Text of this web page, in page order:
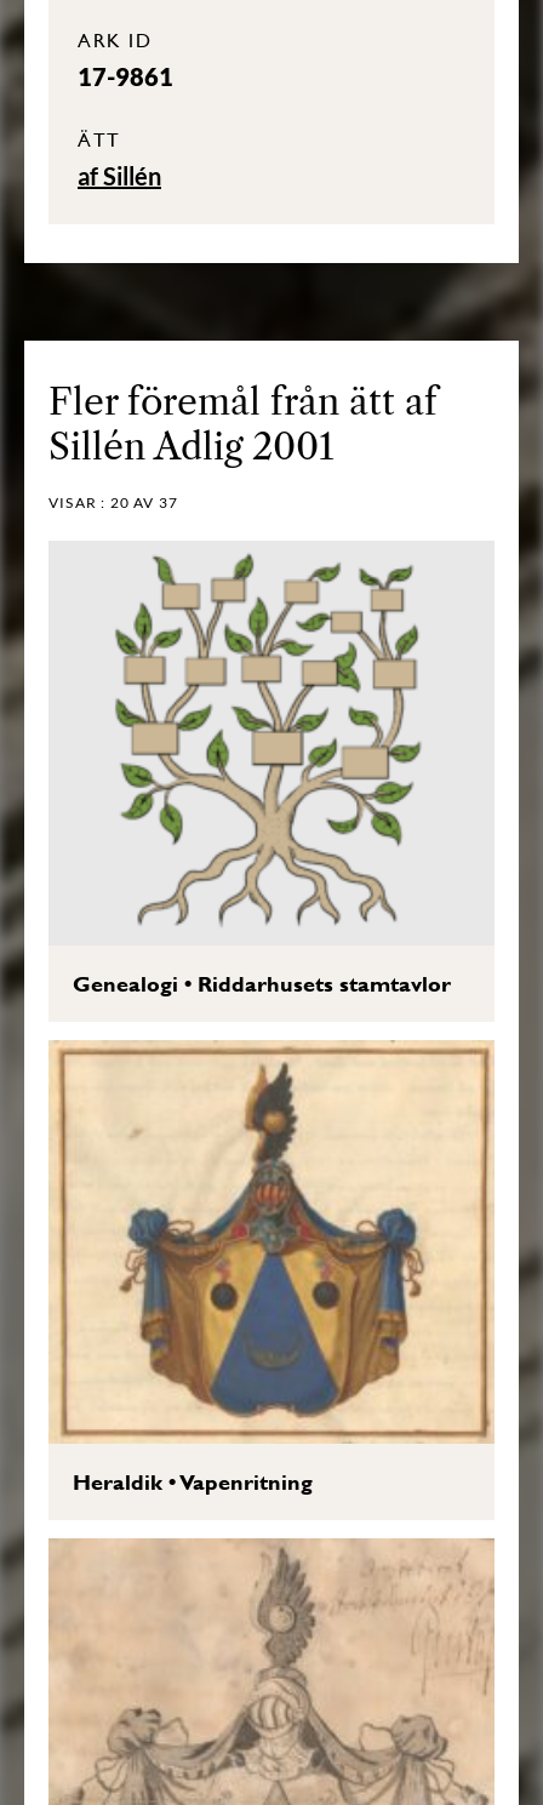
ARK ID
17-9861
ÄTT
af Sillén
Fler föremål från ätt af
Sillén Adlig 2001
VISAR : 20 AV 37
Genealogi • Riddarhusets stamtavlor
Heraldik•Vapenritning